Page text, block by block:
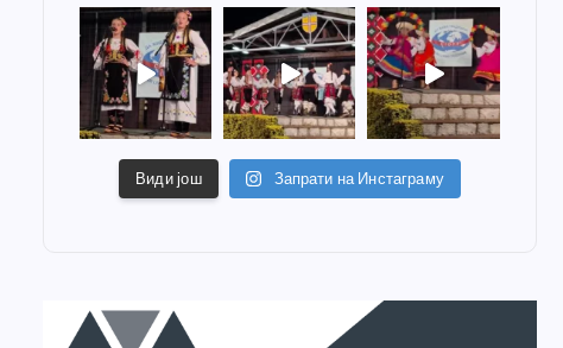
Види још Запрати на Инстаграму